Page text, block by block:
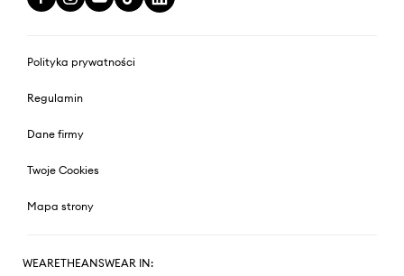
Polityka prywatności
Regulamin
Dane firmy
Twoje Cookies
Mapa strony
WEARETHEANSWEAR IN: